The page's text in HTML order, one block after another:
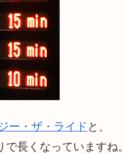
ー・ザ・ライド と、
長くなっていますね。